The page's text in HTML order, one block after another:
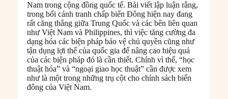
Nam trong cộng đồng quốc tế. Bài viết lập luận rằng,
trong bối cảnh tranh chấp biển Đông hiện nay đang
rất căng thẳng giữa Trung Quốc và các bên liên quan
như Việt Nam và Philippines, thì việc tăng cường đa
dạng hóa các biện pháp bảo vệ chủ quyền cũng như
tận dụng lợi thế của quốc gia để nâng cao hiệu quả
của các biện pháp đó là cần thiết. Chính vì thế, “học
thuật hóa” và “ngoại giao học thuật” cần được xem
như là một trong những trụ cột cho chính sách biển
đông của Việt Nam.